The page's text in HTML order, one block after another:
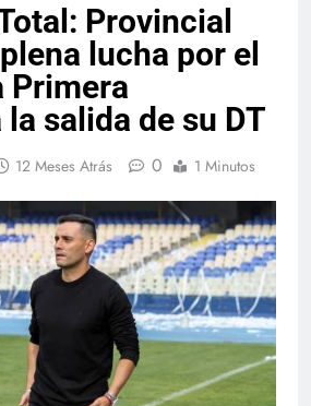
Provincial
lucha por el
Primera
salida de su DT
12 Meses Atrás 0 1 Minutos